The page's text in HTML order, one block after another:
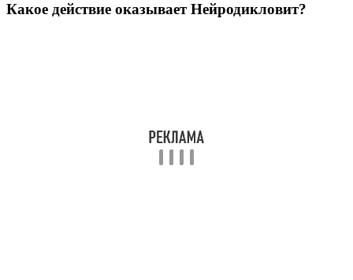
Какое действие оказывает Нейродикловит?